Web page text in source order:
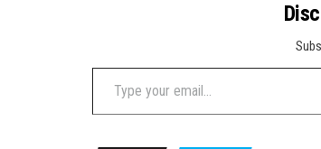
Type your email…